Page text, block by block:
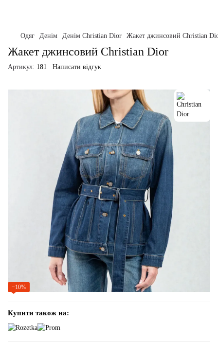
Одяг Денім Денім Christian Dior Жакет джинсовий Christian
Жакет джинсовий Christian Dior
Артикул: 181 Написати відгук
−10%
Купити також на: